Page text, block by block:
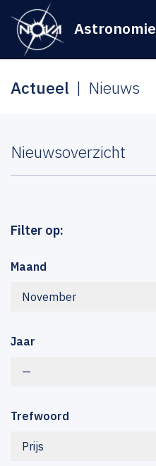
Astronomie
Actueel Nieuws
Nieuwsoverzicht
Filter op:
Maand
November
Jaar
—
Trefwoord
Prijs